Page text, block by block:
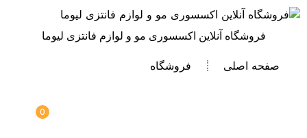
فروشگاه آنلاین اکسسوری مو و لوازم فانتزی لیوما
صفحه اصلی فروشگاه
0